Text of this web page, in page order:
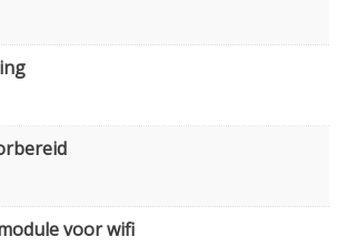
voor wifi